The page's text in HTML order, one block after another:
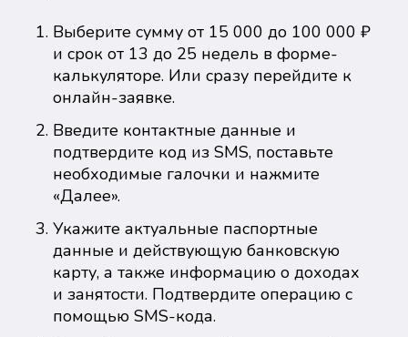
Выберите сумму от 15 000 до 100 000 ₽
и срок от 13 до 25 недель в форме-
калькуляторе. Или сразу перейдите к
онлайн-заявке.
Введите контактные данные и
подтвердите код из SMS, поставьте
необходимые галочки и нажмите
«Далее».
Укажите актуальные паспортные
данные и действующую банковскую
карту, а также информацию о доходах
и занятости. Подтвердите операцию с
помощью SMS-кода.